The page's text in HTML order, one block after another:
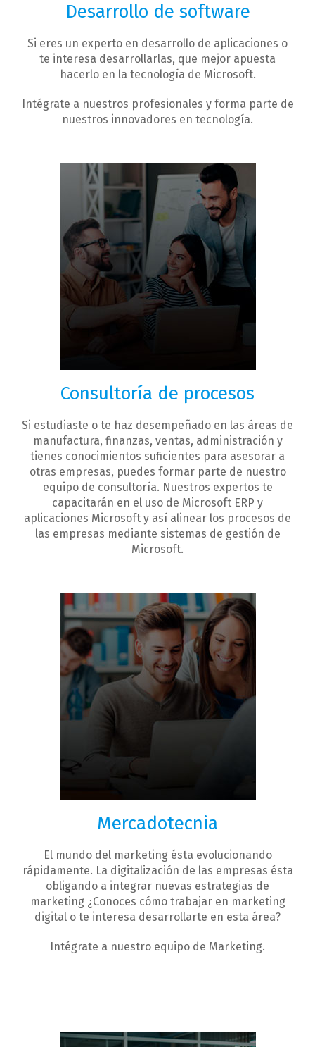
Desarrollo de software
Si eres un experto en desarrollo de aplicaciones o
te interesa desarrollarlas, que mejor apuesta
hacerlo en la tecnología de Microsoft.
Intégrate a nuestros profesionales y forma parte de
nuestros innovadores en tecnología.
Consultoría de procesos
Si estudiaste o te haz desempeñado en las áreas de
manufactura, finanzas, ventas, administración y
tienes conocimientos suficientes para asesorar a
otras empresas, puedes formar parte de nuestro
equipo de consultoría. Nuestros expertos te
capacitarán en el uso de Microsoft ERP y
aplicaciones Microsoft y así alinear los procesos de
las empresas mediante sistemas de gestión de
Microsoft.
Mercadotecnia
El mundo del marketing ésta evolucionando
rápidamente. La digitalización de las empresas ésta
obligando a integrar nuevas estrategias de
marketing ¿Conoces cómo trabajar en marketing
digital o te interesa desarrollarte en esta área?
Intégrate a nuestro equipo de Marketing.